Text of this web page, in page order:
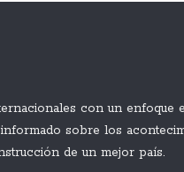
con un enfoque
sobre los
de un mejor país.